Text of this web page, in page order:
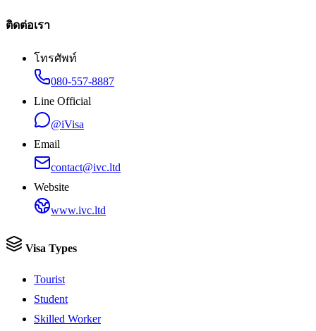
ติดต่อเรา
โทรศัพท์
080-557-8887
Line Official
@iVisa
Email
contact@ivc.ltd
Website
www.ivc.ltd
Visa Types
Tourist
Student
Skilled Worker